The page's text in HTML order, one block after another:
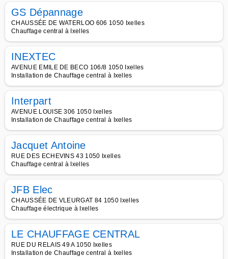
GS Dépannage
CHAUSSÉE DE WATERLOO 606 1050 Ixelles
Chauffage central à Ixelles
INEXTEC
AVENUE EMILE DE BECO 106/8 1050 Ixelles
Installation de Chauffage central à Ixelles
Interpart
AVENUE LOUISE 306 1050 Ixelles
Installation de Chauffage central à Ixelles
Jacquet Antoine
RUE DES ECHEVINS 43 1050 Ixelles
Chauffage central à Ixelles
JFB Elec
CHAUSSÉE DE VLEURGAT 84 1050 Ixelles
Chauffage électrique à Ixelles
LE CHAUFFAGE CENTRAL
RUE DU RELAIS 49 A 1050 Ixelles
Installation de Chauffage central à Ixelles